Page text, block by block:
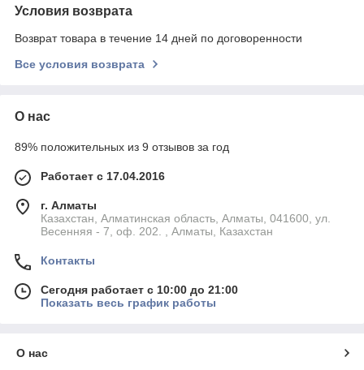
Условия возврата
Возврат товара в течение 14 дней по договоренности
Все условия возврата
О нас
89% положительных из 9 отзывов за год
Работает с 17.04.2016
г. Алматы
Казахстан, Алматинская область, Алматы, 041600, ул.
Весенняя - 7, оф. 202. , Алматы, Казахстан
Контакты
Сегодня работает с 10:00 до 21:00
Показать весь график работы
О нас